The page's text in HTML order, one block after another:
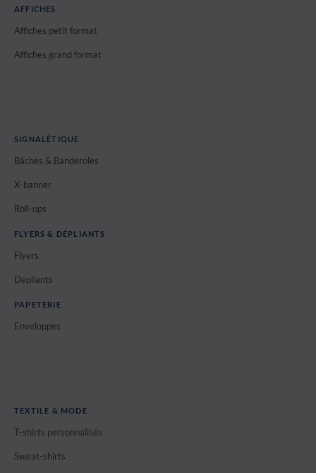
AFFICHES
Affiches petit format
Affiches grand format
SIGNALÉTIQUE
Bâches & Banderoles
X-banner
Roll-ups
FLYERS & DÉPLIANTS
Flyers
Dépliants
PAPETERIE
Enveloppes
TEXTILE & MODE
T-shirts personnalisés
Sweat-shirts